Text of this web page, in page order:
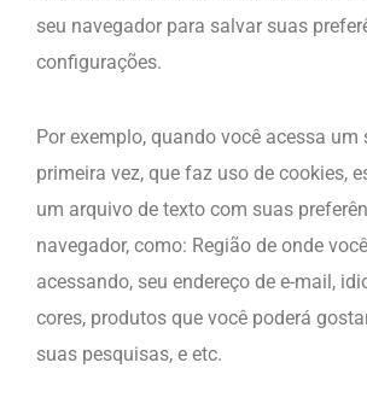
seu navegador para salvar suas
configurações.
Por exemplo, quando você acessa um
primeira vez, que faz uso de cookies,
um arquivo de texto com suas
navegador, como: Região de onde
acessando, seu endereço de e-mail,
cores, produtos que você poderá
suas pesquisas, e etc.